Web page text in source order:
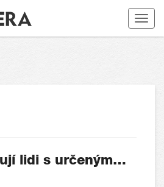
Toggle
lidi s určeným…